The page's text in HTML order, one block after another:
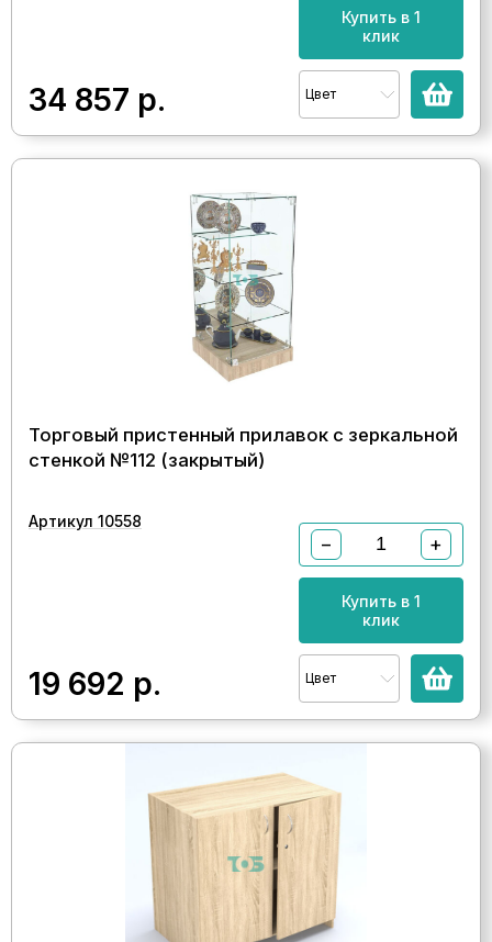
34 857 р.
Купить в 1
клик
Цвет
Торговый пристенный прилавок с зеркальной
стенкой №112 (закрытый)
Артикул 10558
19 692 р.
− +
Купить в 1
клик
Цвет